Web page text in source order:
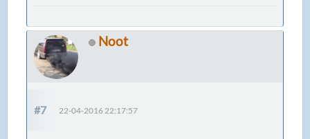
Noot
#7 22-04-2016 22:17:57